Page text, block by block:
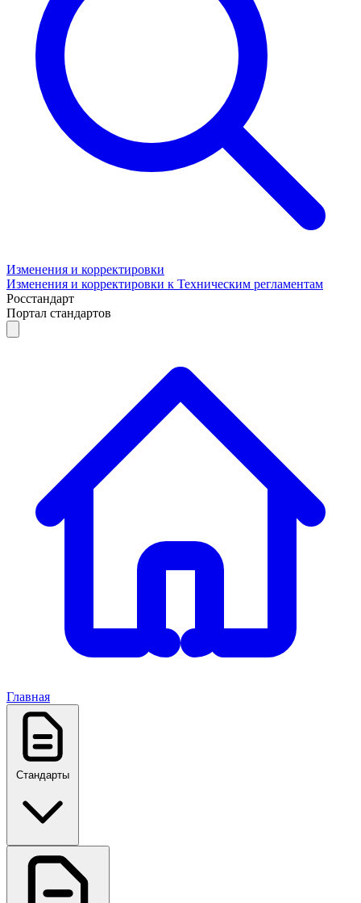
Изменения и корректировки
Изменения и корректировки к Техническим регламентам
Росстандарт
Портал стандартов
Главная
Стандарты
ГОСТ, ГОСТ Р, ПНСТ